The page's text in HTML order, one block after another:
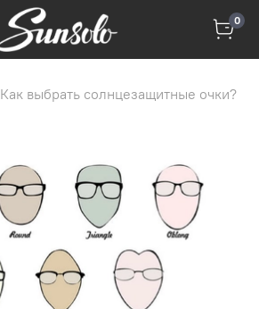
0
Как выбрать солнцезащитные очки?